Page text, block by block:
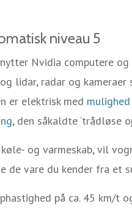
niveau 5
Nvidia computere
lidar, radar og kameraer
er elektrisk med
, den såkaldte ‘trådløse
og varmeskab, vil
de vare du kender fra et
på ca. 45 km/t